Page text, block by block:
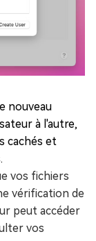
nouveau
à l'autre,
cachés et
vos fichiers
vérification de
peut accéder
vos